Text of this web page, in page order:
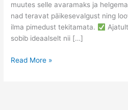
muutes selle avaramaks ja
nad teravat päikesevalgust ning
ilma pimedust tekitamata.
sobib ideaalselt nii […]
Read More »